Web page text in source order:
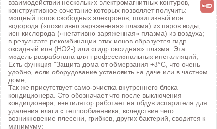
взаимодействии нескольких электромагнитных контуров,
конструктивное сочетание которых позволяет получить:
мощный поток свободных электронов; позитивный ион
водорода («позитивно заряженная» плазма) из паров воды;
ион кислорода («негативно заряженная» плазма) из воздуха;
в результате рекомбинации этих ионов образуется гидр
оксидный ион (HO2-) или «гидр оксидная» плазма. Эта
модель разработана для профессиональных инсталляций;
Есть функция "Защита дома от обмерзания +8°C, что очень
удобно, если оборудование установить на даче или в частном
доме;
Так же присутствует само-очистка внутреннего блока
кондиционера. Это обозначает что после выключения
кондиционера, вентилятор работает на обдув испарителя для
удаления влаги с теплообменника, вследствие чего
возникновение плесени, грибков, других бактерий, сводится к
минимуму;